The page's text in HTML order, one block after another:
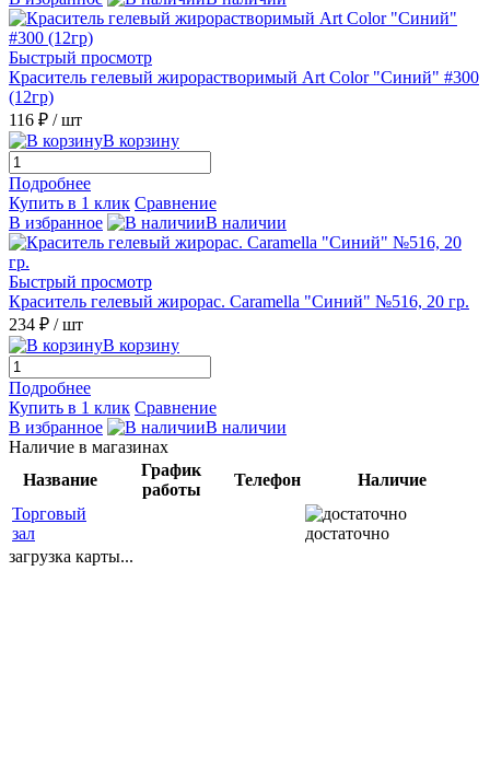
Быстрый просмотр
Краситель гелевый жирорастворимый Art Color "Синий" #300
(12гр)
116 ₽ / шт
В корзину
Подробнее
Купить в 1 клик Сравнение
В избранное
В наличии
Быстрый просмотр
Краситель гелевый жирорас. Caramella "Синий" №516, 20 гр.
234 ₽ / шт
В корзину
Подробнее
Купить в 1 клик Сравнение
В избранное
В наличии
Наличие в магазинах
Название
График
работы
Телефон
Наличие
Торговый
зал
достаточно
загрузка карты...